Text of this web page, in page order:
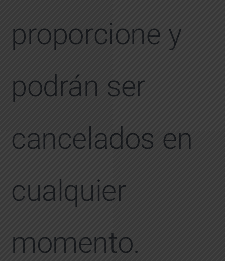
proporcione y
podrán ser
cancelados en
cualquier
momento.